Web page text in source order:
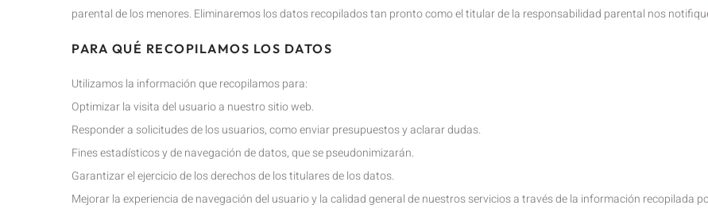
parental de los menores. Eliminaremos los datos recopilados tan pronto como el titular de la responsabilidad parental nos
PARA QUÉ RECOPILAMOS LOS DATOS
Utilizamos la información que recopilamos para:
Optimizar la visita del usuario a nuestro sitio web.
Responder a solicitudes de los usuarios, como enviar presupuestos y aclarar dudas.
Fines estadísticos y de navegación de datos, que se pseudonimizarán.
Garantizar el ejercicio de los derechos de los titulares de los datos.
Mejorar la experiencia de navegación del usuario y la calidad general de nuestros servicios a través de la información recopilada